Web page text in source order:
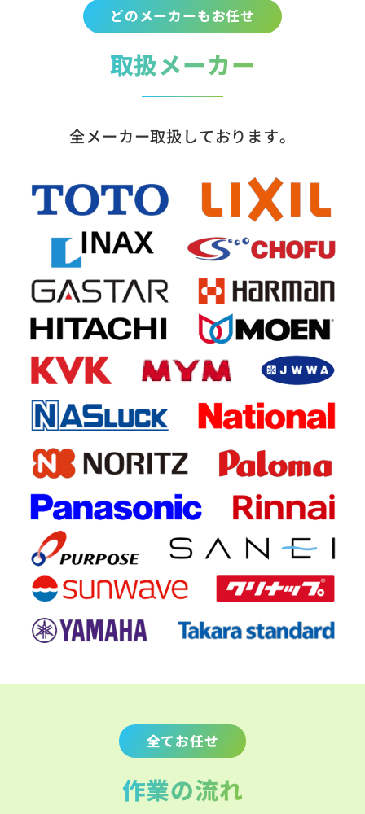
どのメーカーもお任せ
取扱メーカー
全メーカー取扱しております。
全てお任せ
作業の流れ